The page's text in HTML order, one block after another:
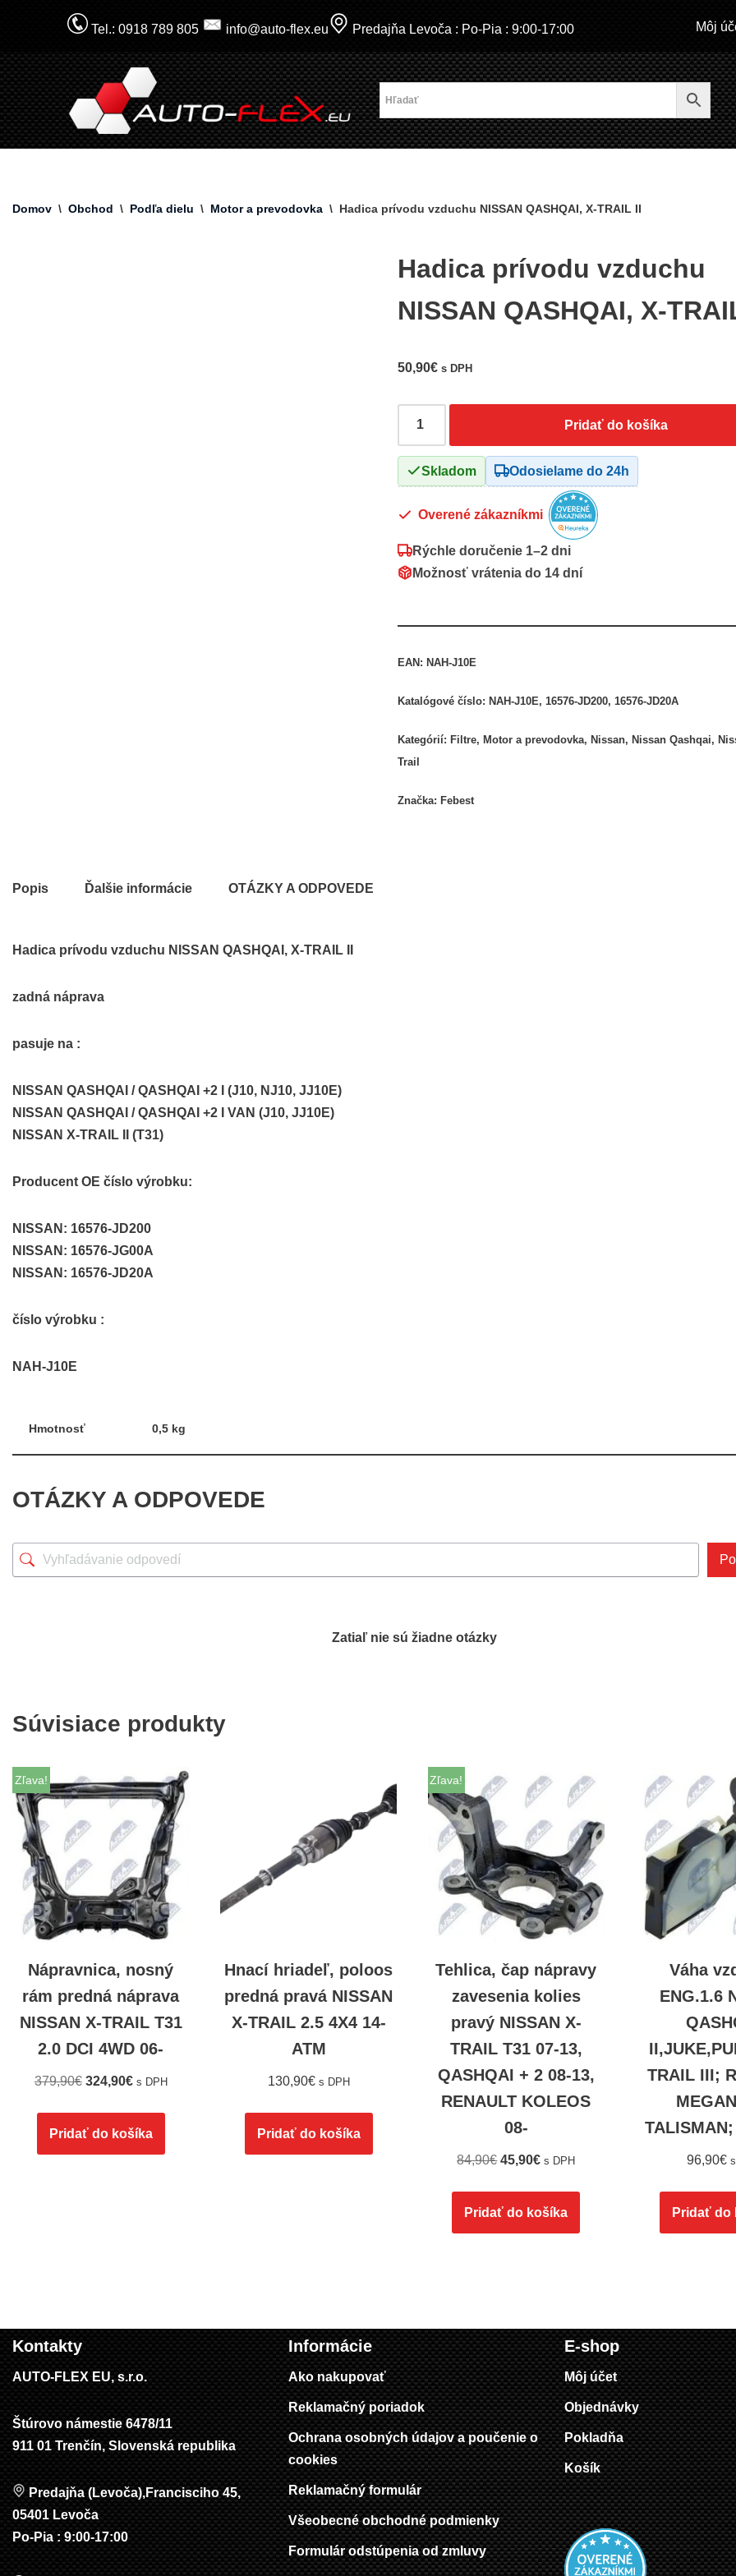
na
obsah
Tel.: 0918 789 805 info@auto-flex.eu Predajňa Levoča : Po-Pia : 9:00-17:00 Môj
Domov \ Obchod \ Podľa dielu \ Motor a prevodovka \ Hadica prívodu vzduchu NISSAN QASHQAI, X-TRAIL II
Hadica prívodu vzduchu
NISSAN QASHQAI, X-
50,90€ s DPH
Pridať do košíka
Skladom Odosielame do 24h
Overené zákazníkmi
Rýchle doručenie 1–2 dni
Možnosť vrátenia do 14 dní
EAN: NAH-J10E
Katalógové číslo: NAH-J10E, 16576-JD200, 16576-JD20A
Kategórií: Filtre, Motor a prevodovka, Nissan, Nissan Qashqai,
Trail
Značka: Febest
Popis Ďalšie informácie OTÁZKY A ODPOVEDE
Hadica prívodu vzduchu NISSAN QASHQAI, X-TRAIL II
zadná náprava
pasuje na :
NISSAN QASHQAI / QASHQAI +2 I (J10, NJ10, JJ10E)
NISSAN QASHQAI / QASHQAI +2 I VAN (J10, JJ10E)
NISSAN X-TRAIL II (T31)
Producent OE číslo výrobku:
NISSAN: 16576-JD200
NISSAN: 16576-JG00A
NISSAN: 16576-JD20A
číslo výrobku :
NAH-J10E
Hmotnosť 0,5 kg
OTÁZKY A ODPOVEDE
Zatiaľ nie sú žiadne otázky
Súvisiace produkty
Zľava!
Nápravnica, nosný
rám predná náprava
NISSAN X-TRAIL T31
2.0 DCI 4WD 06-
379,90€ 324,90€ s DPH
Pridať do košíka
Hnací hriadeľ, poloos
predná pravá NISSAN
X-TRAIL 2.5 4X4 14-
ATM
130,90€ s DPH
Pridať do košíka
Zľava!
Tehlica, čap nápravy
zavesenia kolies
pravý NISSAN X-
TRAIL T31 07-13,
QASHQAI + 2 08-13,
RENAULT KOLEOS
08-
84,90€ 45,90€ s DPH
Pridať do košíka
Váha
ENG.1.6
TRAIL III;
96,90€
Pridať do
Kontakty
AUTO-FLEX EU, s.r.o.
Štúrovo námestie 6478/11
911 01 Trenčín, Slovenská republika
Predajňa (Levoča),Francisciho 45,
05401 Levoča
Po-Pia : 9:00-17:00
Informácie
Ako nakupovať
Reklamačný poriadok
Ochrana osobných údajov a poučenie o
cookies
Reklamačný formulár
Všeobecné obchodné podmienky
Formulár odstúpenia od zmluvy
E-shop
Môj účet
Objednávky
Pokladňa
Košík